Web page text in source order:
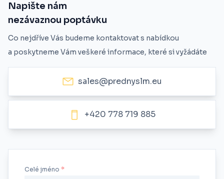
Napište nám
nezávaznou poptávku
Co nejdříve Vás budeme kontaktovat s nabídkou
a poskytneme Vám veškeré informace, které si vyžádáte
sales@prednyslm.eu
+420 778 719 885
Celé jméno